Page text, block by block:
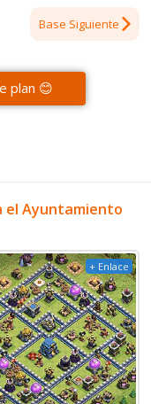
Base Siguiente
plan 😊
el Ayuntamiento
+ Enlace